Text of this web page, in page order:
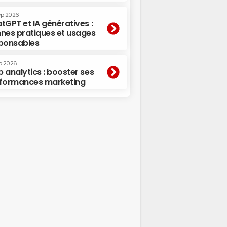
2026
et IA génératives :
pratiques et usages
2026
analytics : booster ses
marketing